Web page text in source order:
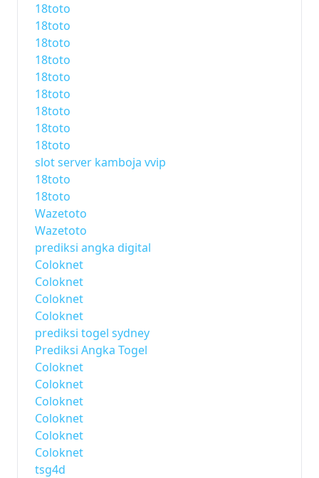
18toto
18toto
18toto
18toto
18toto
18toto
18toto
18toto
18toto
slot server kamboja vvip
18toto
18toto
Wazetoto
Wazetoto
prediksi angka digital
Coloknet
Coloknet
Coloknet
Coloknet
prediksi togel sydney
Prediksi Angka Togel
Coloknet
Coloknet
Coloknet
Coloknet
Coloknet
Coloknet
tsg4d